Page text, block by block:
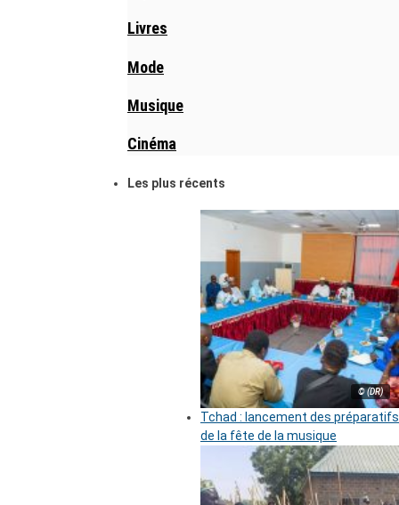
Livres
Mode
Musique
Cinéma
Les plus récents
© (DR)
Tchad : lancement des préparatifs
de la fête de la musique